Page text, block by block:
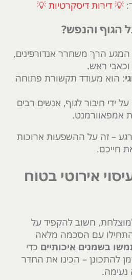
💡 דירות דיסקרטיות 💡
הגוף והנפש?
המגע הרך משחרר אנדורפינים,
ראש.
: הוא מעודד תקשורת פתוחה
על ידי חיבור לגוף, אנשים רבים
אמפאוורמנט.
– זה על ההשפעות ארוכות
חייכם.
אירוטי בטוח
חשוב להקפיד על
עם הסכמה מלאה
בשמנים איכותיים כדי
להתכונן – הכינו את החדר
נעימה.